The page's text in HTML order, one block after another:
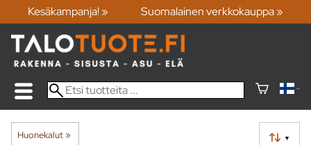
Kesäkampanja! » Suomalainen verkkokauppa »
Huonekalut‪» ▼